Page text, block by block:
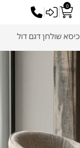
0
כניסה
כיסא שולחן דגם דול